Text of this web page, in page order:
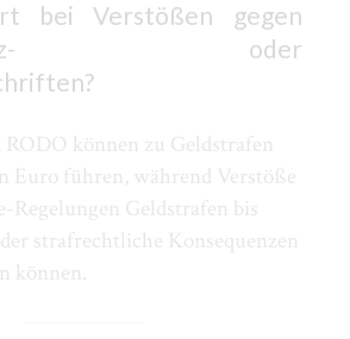
bei Verstößen gegen
oder
RODO können zu Geldstrafen
Euro führen, während Verstöße
Regelungen Geldstrafen bis
strafrechtliche Konsequenzen
können.